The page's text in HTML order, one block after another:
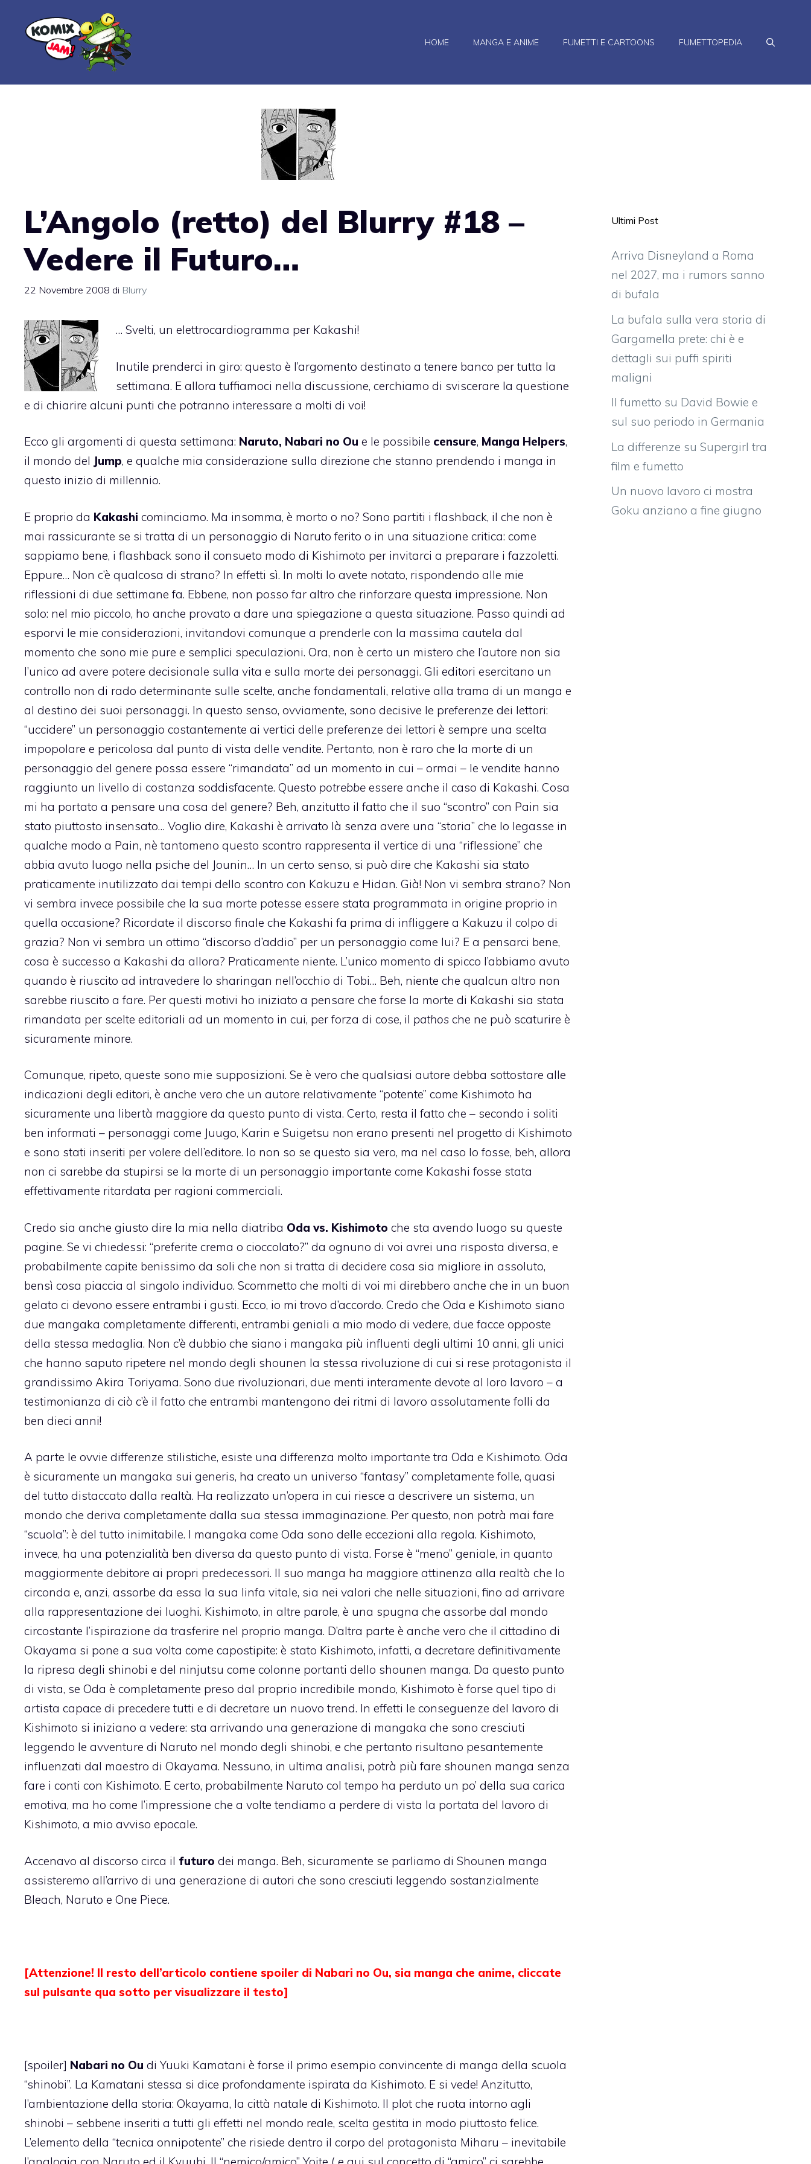
contenuto
HOME MANGA E ANIME FUMETTI E CARTOONS FUMETTOPEDIA
L’Angolo (retto) del Blurry #18 –
Vedere il Futuro…
22 Novembre 2008 di Blurry
… Svelti, un elettrocardiogramma per Kakashi!
Inutile prenderci in giro: questo è l’argomento destinato a tenere banco per tutta la
settimana. E allora tuffiamoci nella discussione, cerchiamo di sviscerare la questione
e di chiarire alcuni punti che potranno interessare a molti di voi!
Ecco gli argomenti di questa settimana: Naruto, Nabari no Ou e le possibile censure, Manga Helpers,
il mondo del Jump, e qualche mia considerazione sulla direzione che stanno prendendo i manga in
questo inizio di millennio.
E proprio da Kakashi cominciamo. Ma insomma, è morto o no? Sono partiti i flashback, il che non è
mai rassicurante se si tratta di un personaggio di Naruto ferito o in una situazione critica: come
sappiamo bene, i flashback sono il consueto modo di Kishimoto per invitarci a preparare i fazzoletti.
Eppure… Non c’è qualcosa di strano? In effetti sì. In molti lo avete notato, rispondendo alle mie
riflessioni di due settimane fa. Ebbene, non posso far altro che rinforzare questa impressione. Non
solo: nel mio piccolo, ho anche provato a dare una spiegazione a questa situazione. Passo quindi ad
esporvi le mie considerazioni, invitandovi comunque a prenderle con la massima cautela dal
momento che sono mie pure e semplici speculazioni. Ora, non è certo un mistero che l’autore non sia
l’unico ad avere potere decisionale sulla vita e sulla morte dei personaggi. Gli editori esercitano un
controllo non di rado determinante sulle scelte, anche fondamentali, relative alla trama di un manga e
al destino dei suoi personaggi. In questo senso, ovviamente, sono decisive le preferenze dei lettori:
“uccidere” un personaggio costantemente ai vertici delle preferenze dei lettori è sempre una scelta
impopolare e pericolosa dal punto di vista delle vendite. Pertanto, non è raro che la morte di un
personaggio del genere possa essere “rimandata” ad un momento in cui – ormai – le vendite hanno
raggiunto un livello di costanza soddisfacente. Questo potrebbe essere anche il caso di Kakashi. Cosa
mi ha portato a pensare una cosa del genere? Beh, anzitutto il fatto che il suo “scontro” con Pain sia
stato piuttosto insensato… Voglio dire, Kakashi è arrivato là senza avere una “storia” che lo legasse in
qualche modo a Pain, nè tantomeno questo scontro rappresenta il vertice di una “riflessione” che
abbia avuto luogo nella psiche del Jounin… In un certo senso, si può dire che Kakashi sia stato
praticamente inutilizzato dai tempi dello scontro con Kakuzu e Hidan. Già! Non vi sembra strano? Non
vi sembra invece possibile che la sua morte potesse essere stata programmata in origine proprio in
quella occasione? Ricordate il discorso finale che Kakashi fa prima di infliggere a Kakuzu il colpo di
grazia? Non vi sembra un ottimo “discorso d’addio” per un personaggio come lui? E a pensarci bene,
cosa è successo a Kakashi da allora? Praticamente niente. L’unico momento di spicco l’abbiamo avuto
quando è riuscito ad intravedere lo sharingan nell’occhio di Tobi… Beh, niente che qualcun altro non
sarebbe riuscito a fare. Per questi motivi ho iniziato a pensare che forse la morte di Kakashi sia stata
rimandata per scelte editoriali ad un momento in cui, per forza di cose, il pathos che ne può scaturire è
sicuramente minore.
Comunque, ripeto, queste sono mie supposizioni. Se è vero che qualsiasi autore debba sottostare alle
indicazioni degli editori, è anche vero che un autore relativamente “potente” come Kishimoto ha
sicuramente una libertà maggiore da questo punto di vista. Certo, resta il fatto che – secondo i soliti
ben informati – personaggi come Juugo, Karin e Suigetsu non erano presenti nel progetto di Kishimoto
e sono stati inseriti per volere dell’editore. Io non so se questo sia vero, ma nel caso lo fosse, beh, allora
non ci sarebbe da stupirsi se la morte di un personaggio importante come Kakashi fosse stata
effettivamente ritardata per ragioni commerciali.
Credo sia anche giusto dire la mia nella diatriba Oda vs. Kishimoto che sta avendo luogo su queste
pagine. Se vi chiedessi: “preferite crema o cioccolato?” da ognuno di voi avrei una risposta diversa, e
probabilmente capite benissimo da soli che non si tratta di decidere cosa sia migliore in assoluto,
bensì cosa piaccia al singolo individuo. Scommetto che molti di voi mi direbbero anche che in un buon
gelato ci devono essere entrambi i gusti. Ecco, io mi trovo d’accordo. Credo che Oda e Kishimoto siano
due mangaka completamente differenti, entrambi geniali a mio modo di vedere, due facce opposte
della stessa medaglia. Non c’è dubbio che siano i mangaka più influenti degli ultimi 10 anni, gli unici
che hanno saputo ripetere nel mondo degli shounen la stessa rivoluzione di cui si rese protagonista il
grandissimo Akira Toriyama. Sono due rivoluzionari, due menti interamente devote al loro lavoro – a
testimonianza di ciò c’è il fatto che entrambi mantengono dei ritmi di lavoro assolutamente folli da
ben dieci anni!
A parte le ovvie differenze stilistiche, esiste una differenza molto importante tra Oda e Kishimoto. Oda
è sicuramente un mangaka sui generis, ha creato un universo “fantasy” completamente folle, quasi
del tutto distaccato dalla realtà. Ha realizzato un’opera in cui riesce a descrivere un sistema, un
mondo che deriva completamente dalla sua stessa immaginazione. Per questo, non potrà mai fare
“scuola”: è del tutto inimitabile. I mangaka come Oda sono delle eccezioni alla regola. Kishimoto,
invece, ha una potenzialità ben diversa da questo punto di vista. Forse è “meno” geniale, in quanto
maggiormente debitore ai propri predecessori. Il suo manga ha maggiore attinenza alla realtà che lo
circonda e, anzi, assorbe da essa la sua linfa vitale, sia nei valori che nelle situazioni, fino ad arrivare
alla rappresentazione dei luoghi. Kishimoto, in altre parole, è una spugna che assorbe dal mondo
circostante l’ispirazione da trasferire nel proprio manga. D’altra parte è anche vero che il cittadino di
Okayama si pone a sua volta come capostipite: è stato Kishimoto, infatti, a decretare definitivamente
la ripresa degli shinobi e del ninjutsu come colonne portanti dello shounen manga. Da questo punto
di vista, se Oda è completamente preso dal proprio incredibile mondo, Kishimoto è forse quel tipo di
artista capace di precedere tutti e di decretare un nuovo trend. In effetti le conseguenze del lavoro di
Kishimoto si iniziano a vedere: sta arrivando una generazione di mangaka che sono cresciuti
leggendo le avventure di Naruto nel mondo degli shinobi, e che pertanto risultano pesantemente
influenzati dal maestro di Okayama. Nessuno, in ultima analisi, potrà più fare shounen manga senza
fare i conti con Kishimoto. E certo, probabilmente Naruto col tempo ha perduto un po’ della sua carica
emotiva, ma ho come l’impressione che a volte tendiamo a perdere di vista la portata del lavoro di
Kishimoto, a mio avviso epocale.
Accenavo al discorso circa il futuro dei manga. Beh, sicuramente se parliamo di Shounen manga
assisteremo all’arrivo di una generazione di autori che sono cresciuti leggendo sostanzialmente
Bleach, Naruto e One Piece.
[Attenzione! Il resto dell’articolo contiene spoiler di Nabari no Ou, sia manga che anime, cliccate
sul pulsante qua sotto per visualizzare il testo]
[spoiler] Nabari no Ou di Yuuki Kamatani è forse il primo esempio convincente di manga della scuola
“shinobi”. La Kamatani stessa si dice profondamente ispirata da Kishimoto. E si vede! Anzitutto,
l’ambientazione della storia: Okayama, la città natale di Kishimoto. Il plot che ruota intorno agli
shinobi – sebbene inseriti a tutti gli effetti nel mondo reale, scelta gestita in modo piuttosto felice.
L’elemento della “tecnica onnipotente” che risiede dentro il corpo del protagonista Miharu – inevitabile
Ultimi Post
Arriva Disneyland a Roma
nel 2027, ma i rumors sanno
di bufala
La bufala sulla vera storia di
Gargamella prete: chi è e
dettagli sui puffi spiriti
maligni
Il fumetto su David Bowie e
sul suo periodo in Germania
La differenze su Supergirl tra
film e fumetto
Un nuovo lavoro ci mostra
Goku anziano a fine giugno